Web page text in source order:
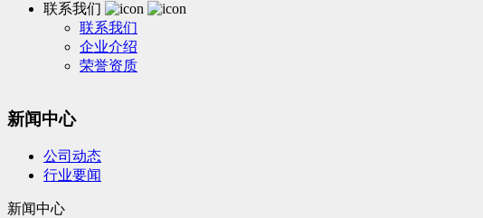
联系我们
联系我们
企业介绍
荣誉资质
新闻中心
公司动态
行业要闻
新闻中心